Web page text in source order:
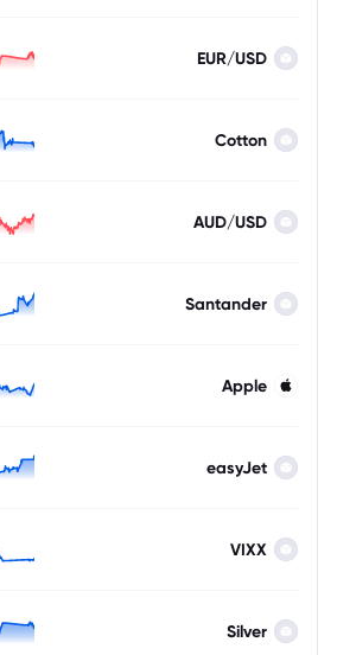
EUR/USD
Cotton
AUD/USD
Santander
Apple
easyJet
VIXX
Silver